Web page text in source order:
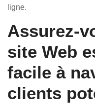
ligne.
Assurez-
site Web
facile à
clients